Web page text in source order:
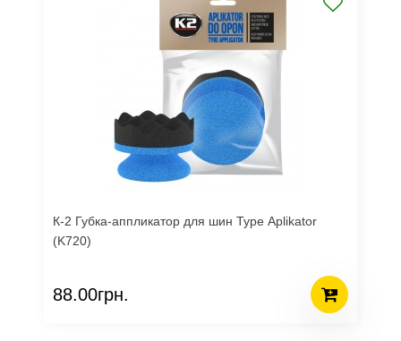
К-2 Губка-аппликатор для шин Type Aplikator
(K720)
88.00грн.